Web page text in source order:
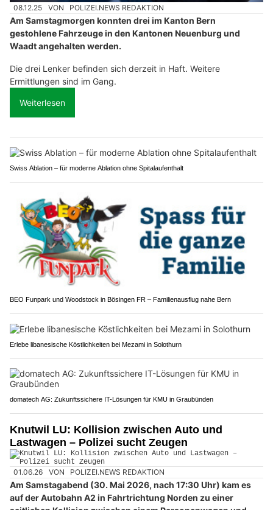
08.12.25 VON POLIZEI.NEWS REDAKTION
Am Samstagmorgen konnten drei im Kanton Bern
gestohlene Fahrzeuge in den Kantonen Neuenburg und
Waadt angehalten werden.
Die drei Lenker befinden sich derzeit in Haft. Weitere
Ermittlungen sind im Gang.
Weiterlesen
Swiss Ablation – für moderne Ablation ohne Spitalaufenthalt
BEO Funpark und Woodstock in Bösingen FR – Familienausflug nahe Bern
Erlebe libanesische Köstlichkeiten bei Mezami in Solothurn
domatech AG: Zukunftssichere IT-Lösungen für KMU in Graubünden
Knutwil LU: Kollision zwischen Auto und
Lastwagen – Polizei sucht Zeugen
01.06.26 VON POLIZEI.NEWS REDAKTION
Am Samstagabend (30. Mai 2026, nach 17:30 Uhr) kam es
auf der Autobahn A2 in Fahrtrichtung Norden zu einer